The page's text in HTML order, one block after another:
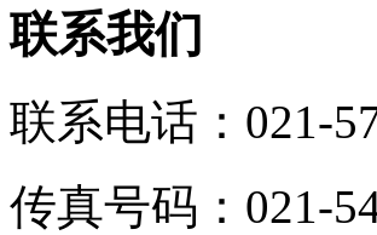
联系我们
联系电话：021-
传真号码：021-